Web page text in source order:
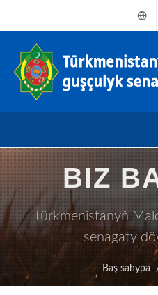
BIZ
Türkmenistanyň
senagaty
Baş sahypa